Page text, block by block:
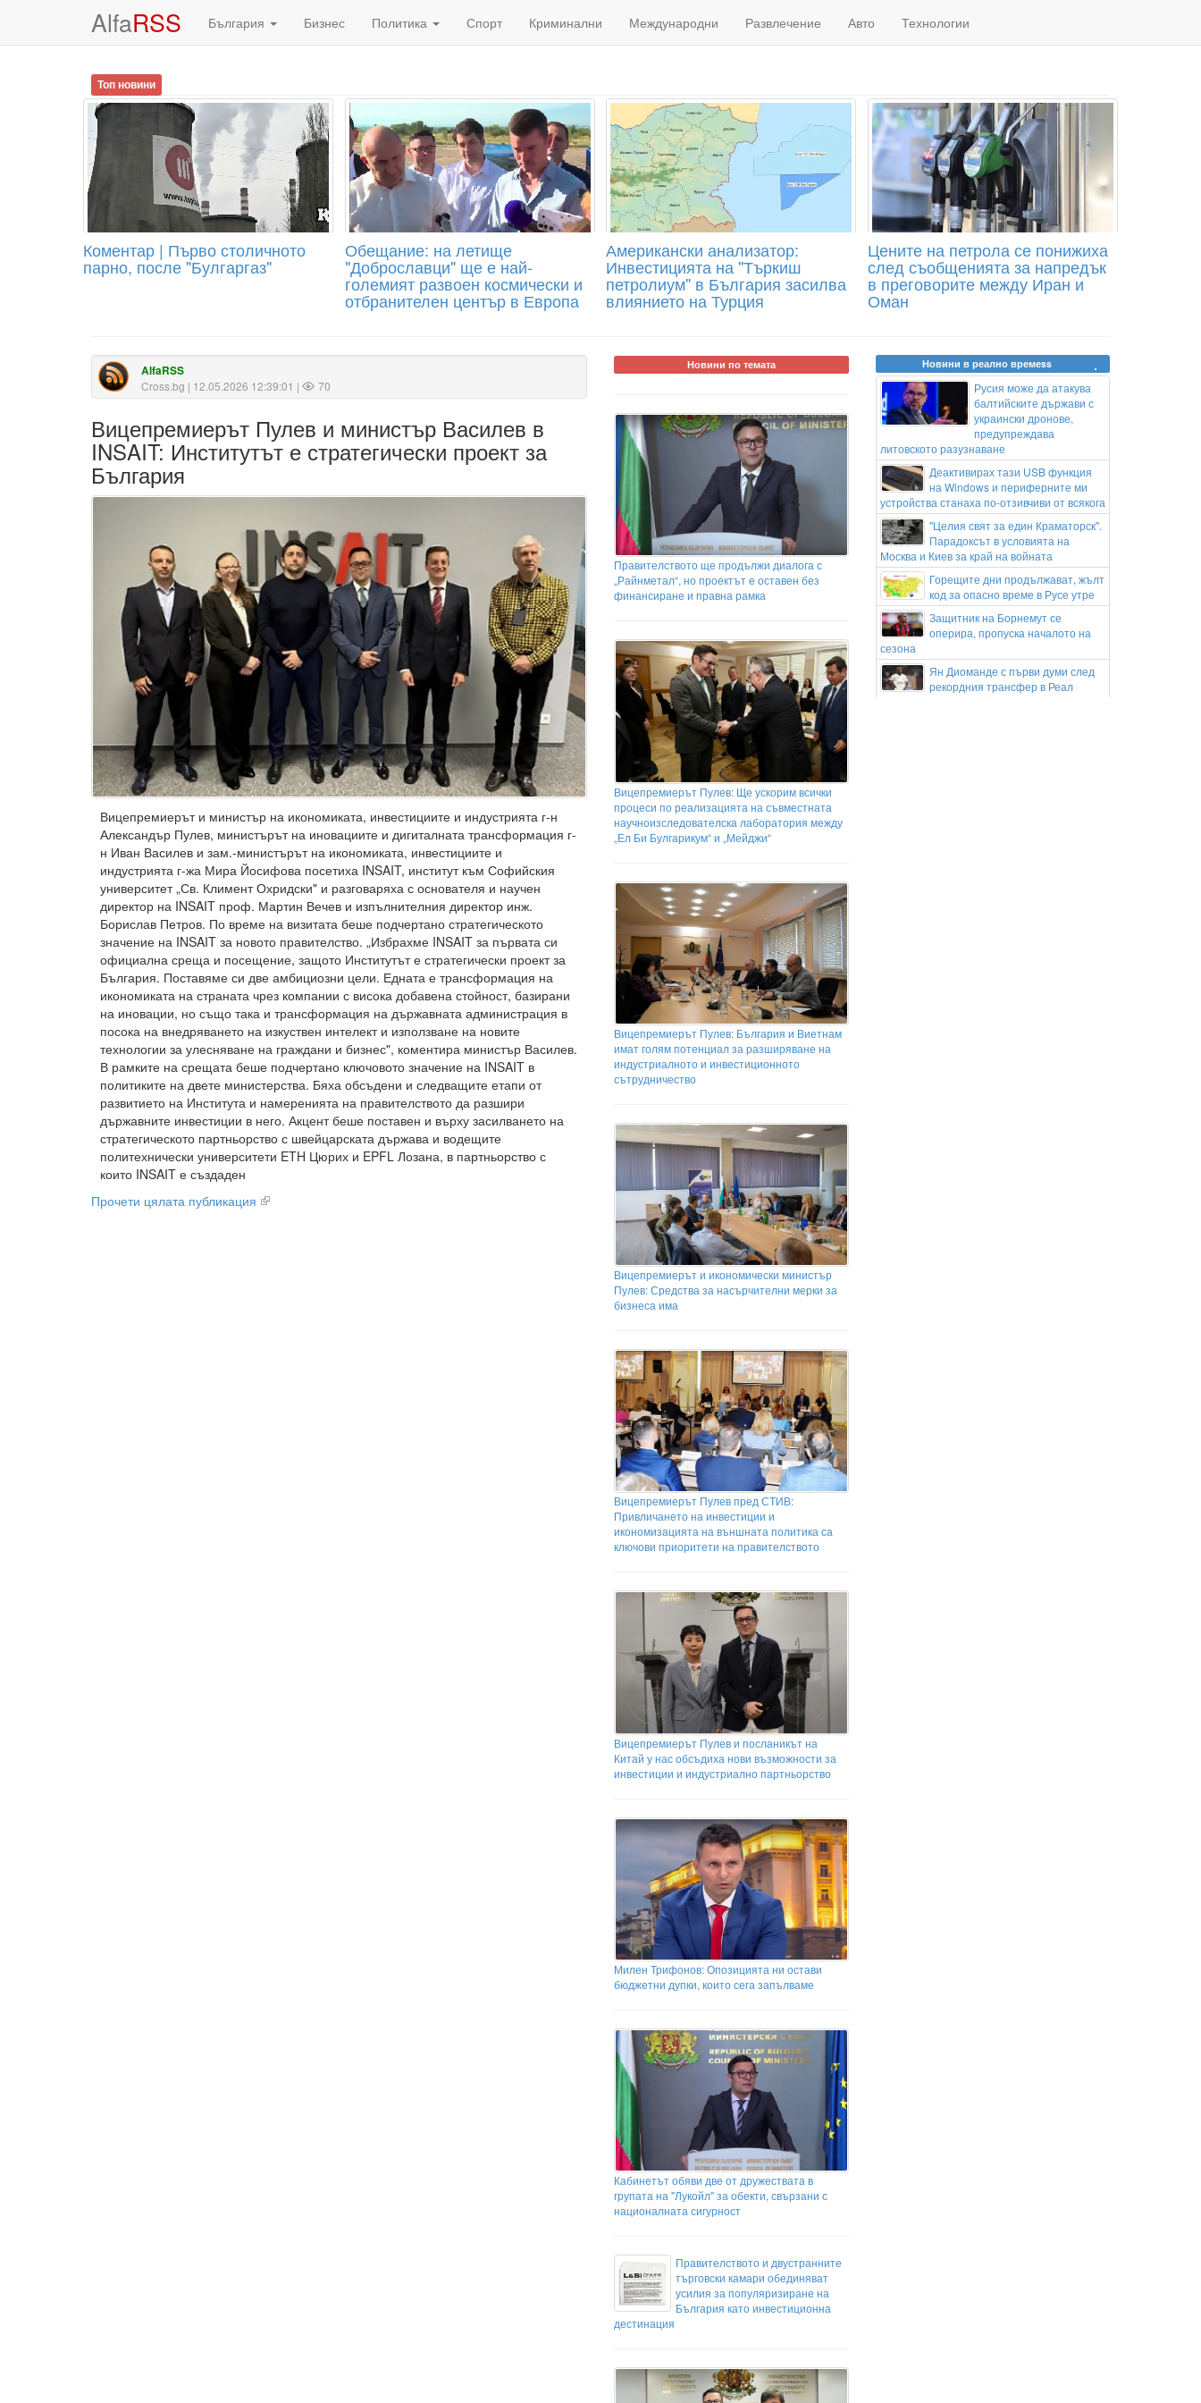
AlfaRSS България Бизнес Политика Спорт Криминални Международни Развлечение Авто Технологии
Топ новини
Коментар | Първо столичното
парно, после "Булгаргаз"
Обещание: на летище
"Доброславци" ще е най-
големият развоен космически и
отбранителен център в Европа
Американски анализатор:
Инвестицията на ''Търкиш
петролиум'' в България засилва
влиянието на Турция
Цените на петрола се понижиха
след съобщенията за напредък
в преговорите между Иран и
Оман
AlfaRSS
Cross.bg | 12.05.2026 12:39:01 | 70
Вицепремиерът Пулев и министър Василев в
INSAIT: Институтът е стратегически проект за
България
Вицепремиерът и министър на икономиката, инвестициите и индустрията г-н
Александър Пулев, министърът на иновациите и дигиталната трансформация г-
н Иван Василев и зам.-министърът на икономиката, инвестициите и
индустрията г-жа Мира Йосифова посетиха INSAIT, институт към Софийския
университет „Св. Климент Охридски" и разговаряха с основателя и научен
директор на INSAIT проф. Мартин Вечев и изпълнителния директор инж.
Борислав Петров. По време на визитата беше подчертано стратегическото
значение на INSAIT за новото правителство. „Избрахме INSAIT за първата си
официална среща и посещение, защото Институтът е стратегически проект за
България. Поставяме си две амбициозни цели. Едната е трансформация на
икономиката на страната чрез компании с висока добавена стойност, базирани
на иновации, но също така и трансформация на държавната администрация в
посока на внедряването на изкуствен интелект и използване на новите
технологии за улесняване на граждани и бизнес", коментира министър Василев.
В рамките на срещата беше подчертано ключовото значение на INSAIT в
политиките на двете министерства. Бяха обсъдени и следващите етапи от
развитието на Института и намеренията на правителството да разшири
държавните инвестиции в него. Акцент беше поставен и върху засилването на
стратегическото партньорство с швейцарската държава и водещите
политехнически университети ETH Цюрих и EPFL Лозана, в партньорство с
които INSAIT е създаден
Прочети цялата публикация
Новини по темата
Правителството ще продължи диалога с
„Райнметал“, но проектът е оставен без
финансиране и правна рамка
Вицепремиерът Пулев: Ще ускорим всички
процеси по реализацията на съвместната
научноизследователска лаборатория между
„Ел Би Булгарикум“ и „Мейджи“
Вицепремиерът Пулев: България и Виетнам
имат голям потенциал за разширяване на
индустриалното и инвестиционното
сътрудничество
Вицепремиерът и икономически министър
Пулев: Средства за насърчителни мерки за
бизнеса има
Вицепремиерът Пулев пред СТИВ:
Привличането на инвестиции и
икономизацията на външната политика са
ключови приоритети на правителството
Вицепремиерът Пулев и посланикът на
Китай у нас обсъдиха нови възможности за
инвестиции и индустриално партньорство
Милен Трифонов: Опозицията ни остави
бюджетни дупки, които сега запълваме
Кабинетът обяви две от дружествата в
групата на "Лукойл" за обекти, свързани с
националната сигурност
Правителството и двустранните
търговски камари обединяват
усилия за популяризиране на
България като инвестиционна
дестинация
Новини в реално времеss
Русия може да атакува
балтийските държави с
украински дронове,
предупреждава
литовското разузнаване
Деактивирах тази USB функция
на Windows и периферните ми
устройства станаха по-отзивчиви от всякога
"Целия свят за един Краматорск".
Парадоксът в условията на
Москва и Киев за край на войната
Горещите дни продължават, жълт
код за опасно време в Русе утре
Защитник на Борнемут се
оперира, пропуска началото на
сезона
Ян Диоманде с първи думи след
рекордния трансфер в Реал